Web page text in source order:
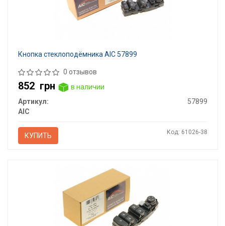
Кнопка стеклоподёмника AIC 57899
0 отзывов
852 грн
в наличии
Артикул:
57899
AIC
КУПИТЬ Код: 61026-38